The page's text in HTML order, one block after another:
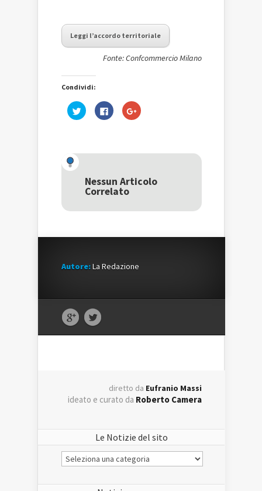
Leggi l’accordo territoriale
Fonte: Confcommercio Milano
Condividi:
Fai
clic
una
nuova
finestra)
Fai
clic
nuova
finestra)
Fai
clic
una
nuova
Nessun Articolo
Correlato
Autore:La Redazione
diretto da Eufranio Massi
ideato e curato da Roberto Camera
Le Notizie del sito
Le
Notizie